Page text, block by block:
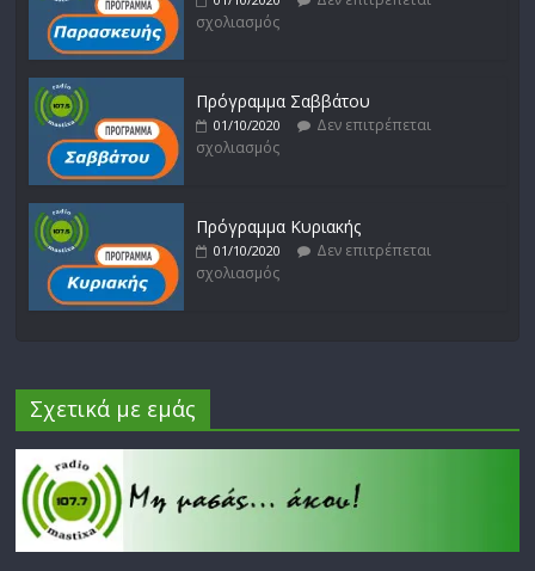
σχολιασμός
Πρόγραμμα Σαββάτου
01/10/2020
Δεν επιτρέπεται
σχολιασμός
Πρόγραμμα Κυριακής
01/10/2020
Δεν επιτρέπεται
σχολιασμός
Σχετικά με εμάς